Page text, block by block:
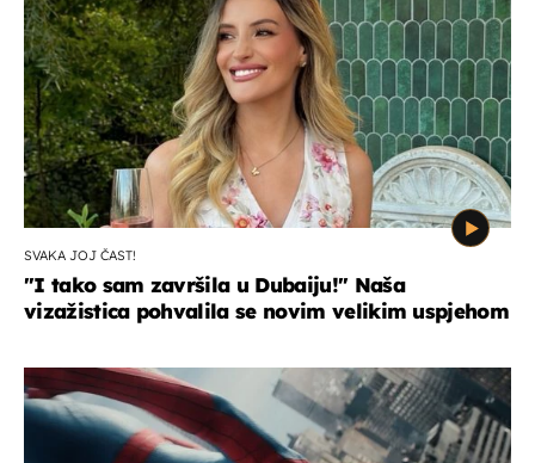
SVAKA JOJ ČAST!
"I tako sam završila u Dubaiju!" Naša
vizažistica pohvalila se novim velikim uspjehom